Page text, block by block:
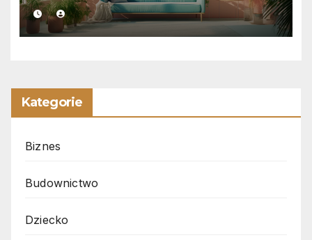
Kategorie
Biznes
Budownictwo
Dziecko